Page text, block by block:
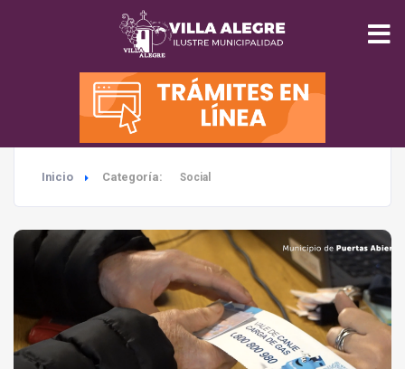
INICIO
MUNICIPALIDAD
EDUCACIÓN
SALUD
TURISMO
Inicio Categoría: Social